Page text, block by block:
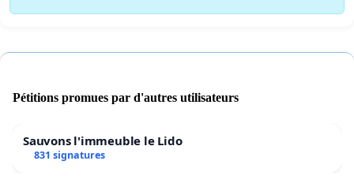
-------
plainte-frontaliere-commission-europeenne/
Pétitions promues par d'autres utilisateurs
Sauvons l'immeuble le Lido
831 signatures